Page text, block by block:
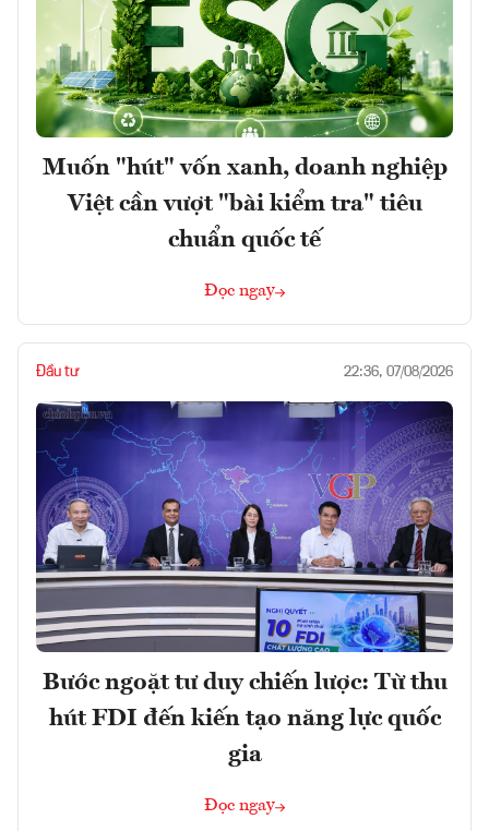
Muốn "hút" vốn xanh, doanh nghiệp
Việt cần vượt "bài kiểm tra" tiêu
chuẩn quốc tế
Đọc ngay
Đầu tư 22:36, 07/08/2026
Bước ngoặt tư duy chiến lược: Từ thu
hút FDI đến kiến tạo năng lực quốc
gia
Đọc ngay